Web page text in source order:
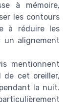
à mémoire,
les contours
à réduire les
un alignement
mentionnent
de cet oreiller,
la nuit.